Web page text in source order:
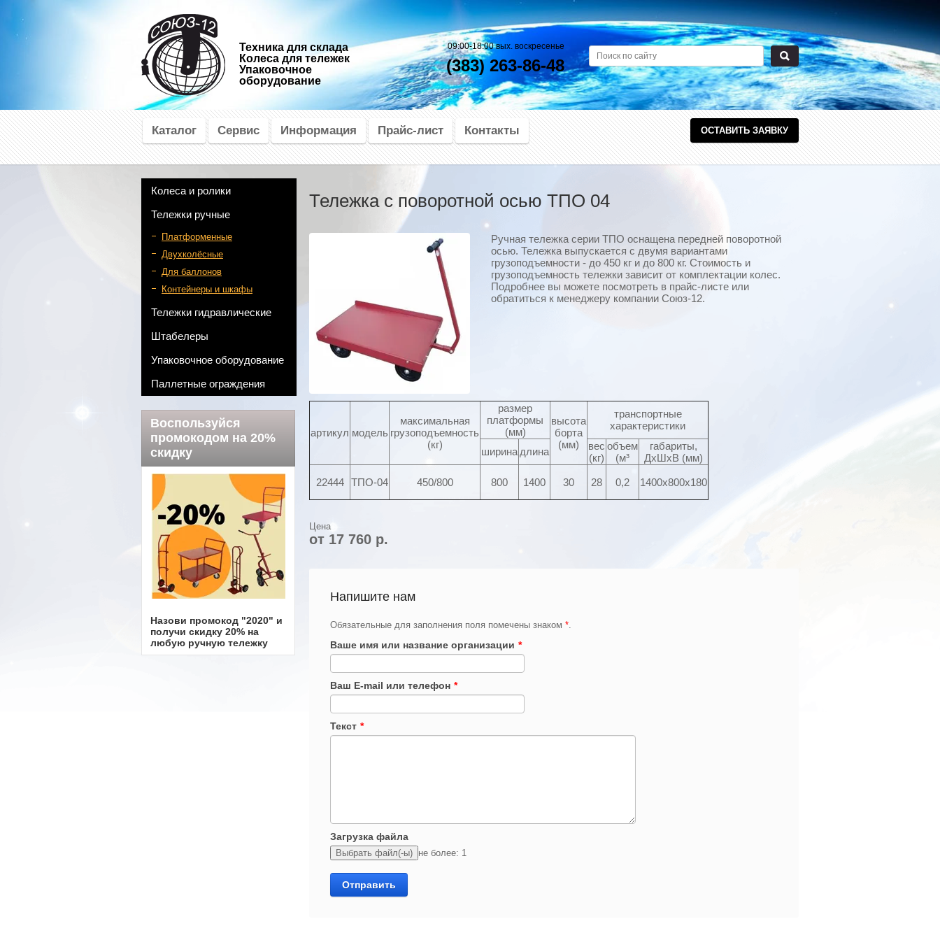
Техника для склада
Колеса для тележек
Упаковочное
оборудование
09:00-18:00 вых. воскресенье
(383) 263-86-48
Каталог Сервис Информация Прайс-лист Контакты ОСТАВИТЬ ЗАЯВКУ
Колеса и ролики
Тележки ручные
Платформенные
Двухколёсные
Для баллонов
Контейнеры и шкафы
Тележки гидравлические
Штабелеры
Упаковочное оборудование
Паллетные ограждения
Воспользуйся
промокодом на 20%
скидку
Назови промокод "2020" и
получи скидку 20% на
любую ручную тележку
Тележка с поворотной осью ТПО 04
Ручная тележка серии ТПО оснащена передней поворотной
осью. Тележка выпускается с двумя вариантами
грузоподъемности - до 450 кг и до 800 кг. Стоимость и
грузоподъемность тележки зависит от комплектации колес.
Подробнее вы можете посмотреть в прайс-листе или
обратиться к менеджеру компании Союз-12.
артикул модель
максимальная
грузоподъемность
(кг)
размер
платформы
(мм)
высота
борта
(мм)
транспортные
характеристики
ширинадлина
вес
(кг)
объем
(м³
габариты,
ДхШхВ (мм)
22444 ТПО-04 450/800 800 1400 30 28 0,2 1400х800х180
Цена
от 17 760 р.
Напишите нам
Обязательные для заполнения поля помечены знаком *.
Ваше имя или название организации *
Ваш E-mail или телефон *
Текст *
Загрузка файла
не более: 1
Отправить